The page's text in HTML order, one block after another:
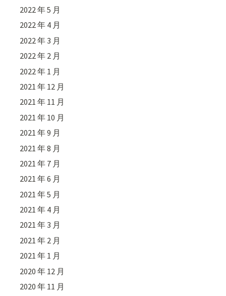
2022 年 5 月
2022 年 4 月
2022 年 3 月
2022 年 2 月
2022 年 1 月
2021 年 12 月
2021 年 11 月
2021 年 10 月
2021 年 9 月
2021 年 8 月
2021 年 7 月
2021 年 6 月
2021 年 5 月
2021 年 4 月
2021 年 3 月
2021 年 2 月
2021 年 1 月
2020 年 12 月
2020 年 11 月